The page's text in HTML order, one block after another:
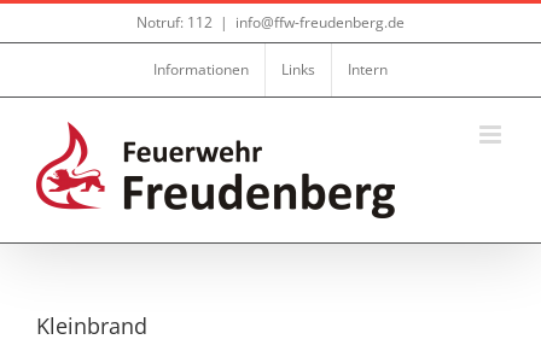
Zum
Notruf: 112 | info@ffw-freudenberg.de
Informationen Links Intern
Kleinbrand